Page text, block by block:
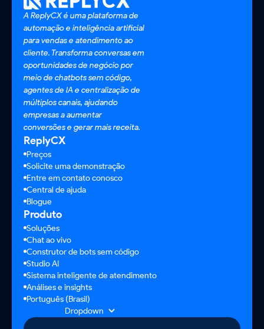
A ReplyCX é uma plataforma de
automação e inteligência artificial
para vendas e atendimento ao
cliente. Transforma conversas em
oportunidades de negócio por
meio de chatbots sem código,
agentes de IA e centralização de
múltiplos canais, ajudando
empresas a aumentar
conversões e gerar mais receita.
ReplyCX
Preços
Solicite uma demonstração
Entre em contato conosco
Central de ajuda
Blogue
Produto
Soluções
Chat ao vivo
Construtor de bots sem código
Studio AI
Sistema inteligente de atendimento
Análises e insights
Português (Brasil)
Dropdown